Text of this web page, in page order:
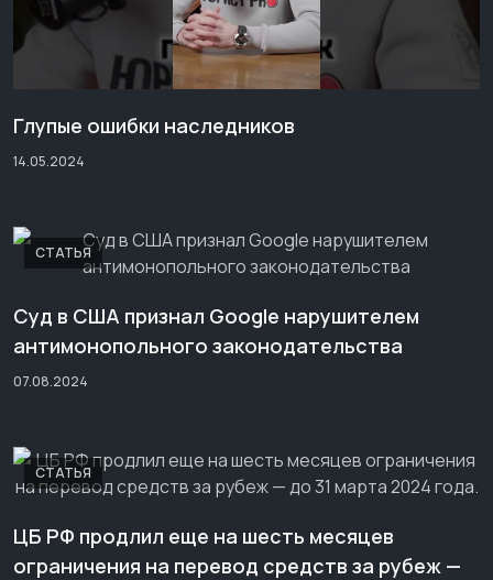
Глупые ошибки наследников
14.05.2024
СТАТЬЯ
Суд в США признал Google нарушителем
антимонопольного законодательства
07.08.2024
СТАТЬЯ
ЦБ РФ продлил еще на шесть месяцев
ограничения на перевод средств за рубеж —